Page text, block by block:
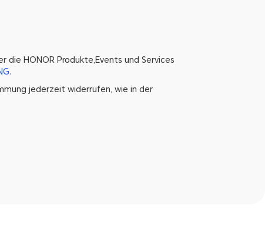
die HONOR Produkte,Events und Services
jederzeit widerrufen, wie in der